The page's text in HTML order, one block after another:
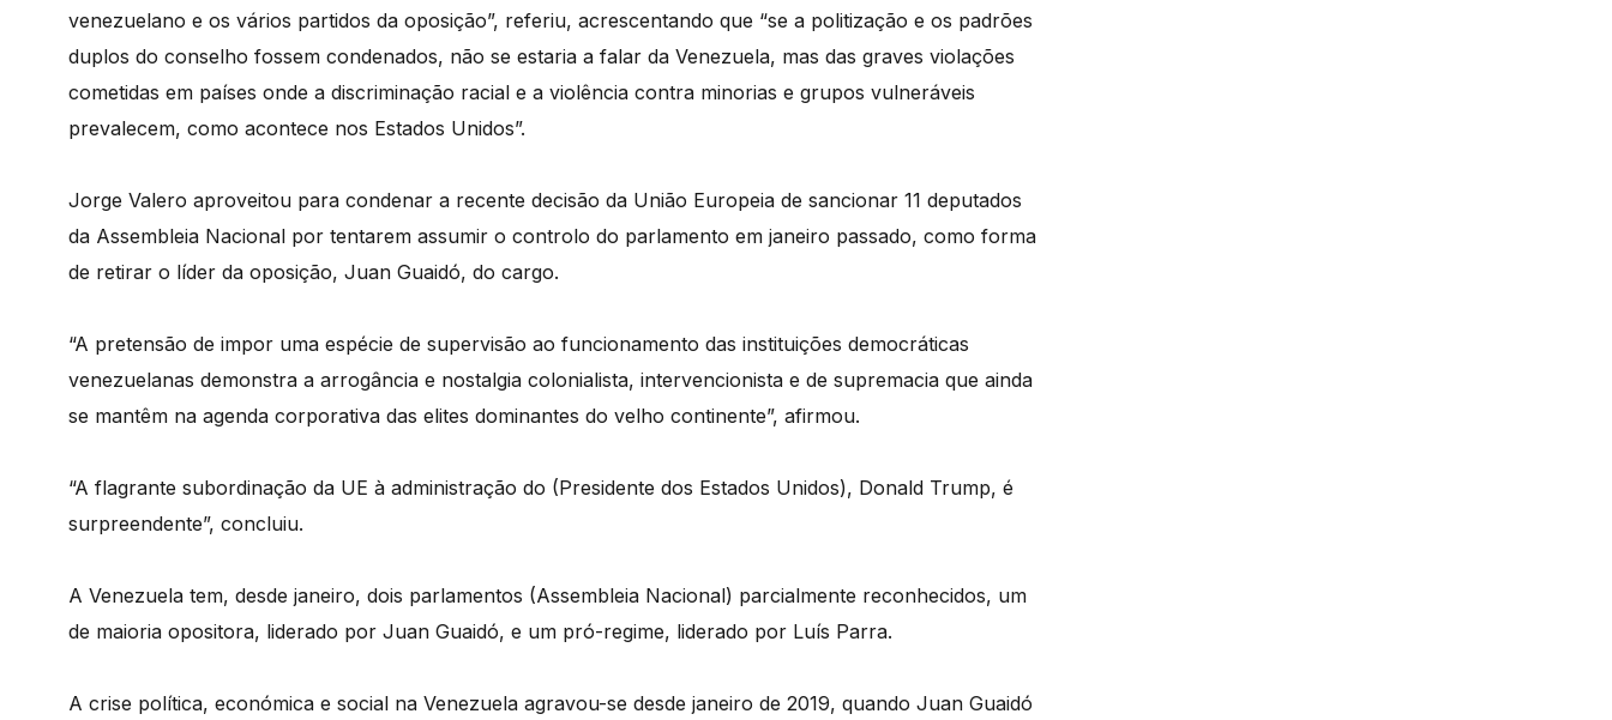
venezuelano e os vários partidos da oposição”, referiu, acrescentando que “se a politização e os padrões
duplos do conselho fossem condenados, não se estaria a falar da Venezuela, mas das graves violações
cometidas em países onde a discriminação racial e a violência contra minorias e grupos vulneráveis
prevalecem, como acontece nos Estados Unidos”.
Jorge Valero aproveitou para condenar a recente decisão da União Europeia de sancionar 11 deputados
da Assembleia Nacional por tentarem assumir o controlo do parlamento em janeiro passado, como forma
de retirar o líder da oposição, Juan Guaidó, do cargo.
“A pretensão de impor uma espécie de supervisão ao funcionamento das instituições democráticas
venezuelanas demonstra a arrogância e nostalgia colonialista, intervencionista e de supremacia que ainda
se mantêm na agenda corporativa das elites dominantes do velho continente”, afirmou.
“A flagrante subordinação da UE à administração do (Presidente dos Estados Unidos), Donald Trump, é
surpreendente”, concluiu.
A Venezuela tem, desde janeiro, dois parlamentos (Assembleia Nacional) parcialmente reconhecidos, um
de maioria opositora, liderado por Juan Guaidó, e um pró-regime, liderado por Luís Parra.
A crise política, económica e social na Venezuela agravou-se desde janeiro de 2019, quando Juan Guaidó